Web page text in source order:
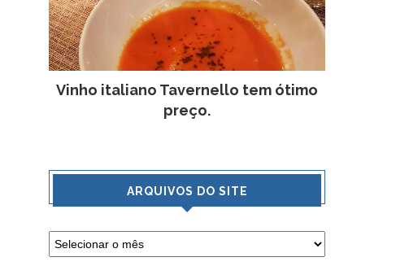
Vinho italiano Tavernello tem ótimo
preço.
ARQUIVOS DO SITE